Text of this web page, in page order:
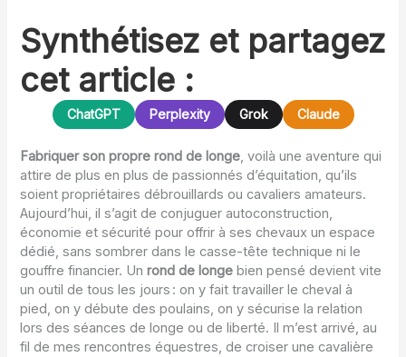
Synthétisez et partagez
cet article :
ChatGPT Perplexity Grok Claude
Fabriquer son propre rond de longe, voilà une aventure qui
attire de plus en plus de passionnés d’équitation, qu’ils
soient propriétaires débrouillards ou cavaliers amateurs.
Aujourd’hui, il s’agit de conjuguer autoconstruction,
économie et sécurité pour offrir à ses chevaux un espace
dédié, sans sombrer dans le casse-tête technique ni le
gouffre financier. Unrond de longe bien pensé devient vite
un outil de tous les jours : on y fait travailler le cheval à
pied, on y débute des poulains, on y sécurise la relation
lors des séances de longe ou de liberté. Il m’est arrivé, au
fil de mes rencontres équestres, de croiser une cavalière